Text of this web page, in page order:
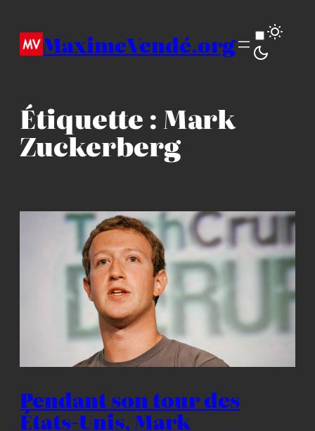
contenuMaximeVendé.org
Étiquette :Mark
Zuckerberg
Pendant son tour des
États-Unis, Mark